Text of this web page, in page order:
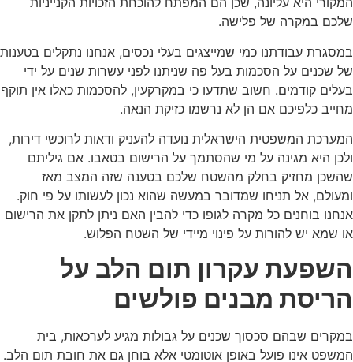
שלכם במקרה של פלישה.
במסגרת עבודתנו כמי שמייצגים בעלי נכסים, אנחנו נתקלים בטענות
של שכנים על הסכמות בעל פה שניתנו לפני עשרות שנים על ידי
בעלים קודמים. חשוב שתדעו כי במקרקעין, להסכמות כאלו אין תוקף
מחייב כלפיכם אם הן לא נרשמו כזיקת הנאה.
המערכת המשפטית הישראלית נועדה להעניק ודאות לרוכשי דירות,
ולכן היא מגינה על מי שהסתמך על הרישום בטאבו. אם גיליתם
שהשכן מחזיק בחלק מהשטח שלכם בטענה שזה המצב מאז
ומעולם, אל תניחו שמדובר במעשה שהוא נכון לעשותו על פי חוק.
אנחנו בוחנים כל מקרה לגופו כדי להבין האם ניתן לתקן את הרישום
או שמא יש להורות על פינוי מיידי של השטח הפלוש.
השפעת עקרון תום הלב על
הריסת מבנים פולשים
במקרים שבהם סכסוך שכנים על גבולות מגיע לערכאות, בית
המשפט אינו פועל באופן אוטומטי אלא בוחן גם את חובת תום הלב.